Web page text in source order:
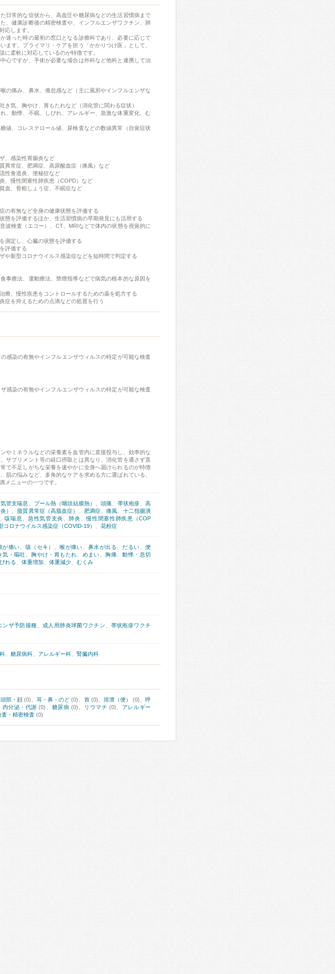
日常的な症状から、高血圧や糖尿病などの生活習慣病まで
、健康診断後の精密検査や、インフルエンザワクチン、肺
応します。
迷った時の最初の窓口となる診療科であり、必要に応じて
ます。プライマリ・ケアを担う「かかりつけ医」として、
に柔軟に対応しているのが特徴です。
心ですが、手術が必要な場合は外科など他科と連携して治
の痛み、鼻水、倦怠感など（主に風邪やインフルエンザな
き気、胸やけ、胃もたれなど（消化管に関わる症状）
、動悸、不眠、しびれ、アレルギー、急激な体重変化、む
値、コレステロール値、尿検査などの数値異常（自覚症状
、感染性胃腸炎など
異常症、肥満症、高尿酸血症（痛風）など
性食道炎、便秘症など
、慢性閉塞性肺疾患（COPD）など
血、骨粗しょう症、不眠症など
の有無など全身の健康状態を評価する
態を評価するほか、生活習慣病の早期発見にも活用する
波検査（エコー）、CT、MRIなどで体内の状態を視覚的に
測定し、心臓の状態を評価する
評価する
や新型コロナウイルス感染症などを短時間で判定する
事療法、運動療法、禁煙指導などで病気の根本的な原因を
療、慢性疾患をコントロールするための薬を処方する
症を抑えるための点滴などの処置を行う
感染の有無やインフルエンザウィルスの特定が可能な検査
感染の有無やインフルエンザウィルスの特定が可能な検査
やミネラルなどの栄養素を血管内に直接投与し、効率的な
サプリメント等の経口摂取とは異なり、消化管を通さず直
で不足しがちな栄養を速やかに全身へ届けられるのが特徴
肌の悩みなど、多角的なケアを求める方に選ばれている、
メニューの一つです。
気管支喘息 プール熱（咽頭結膜熱） 、頭痛 帯状疱疹、高
） 脂質異常症（高脂血症） 肥満症 、痛風
十二指腸潰
、咳喘息 急性気管支炎 肺炎 、慢性閉塞性肺疾患（COP
コロナウイルス感染症（COVID-19） 花粉症
が痛い 咳（セキ） 、喉が痛い 、鼻水が出る 、だるい 、便
気・嘔吐 胸やけ・胃もたれ めまい 胸痛 、動悸・息切
れる 体重増加 体重減少 むくみ
ンザ予防接種 成人用肺炎球菌ワクチン
帯状疱疹ワクチ
糖尿病科 アレルギー科 腎臓内科
頭部・顔(0)、耳・鼻・のど (0)、 首(0)、 排泄（便） (0)、呼
内分泌・代謝 (0)、 糖尿病 (0)、 リウマチ (0)、 アレルギー
査・精密検査 (0)